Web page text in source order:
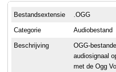
Bestandsextensie .OGG
Categorie Audiobestand
Beschrijving
OGG-
audiosignaal
met de Ogg